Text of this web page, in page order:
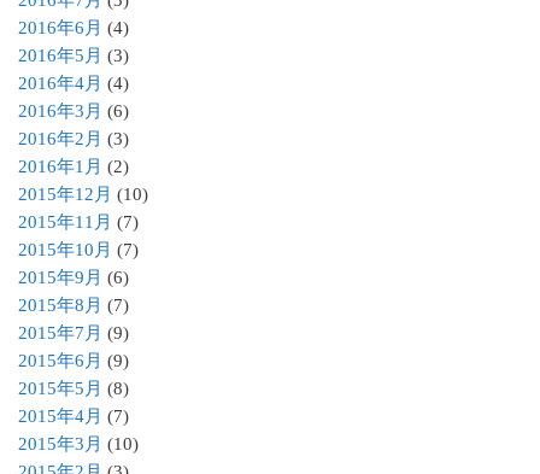
2016年6月 (4)
2016年5月 (3)
2016年4月 (4)
2016年3月 (6)
2016年2月 (3)
2016年1月 (2)
2015年12月 (10)
2015年11月 (7)
2015年10月 (7)
2015年9月 (6)
2015年8月 (7)
2015年7月 (9)
2015年6月 (9)
2015年5月 (8)
2015年4月 (7)
2015年3月 (10)